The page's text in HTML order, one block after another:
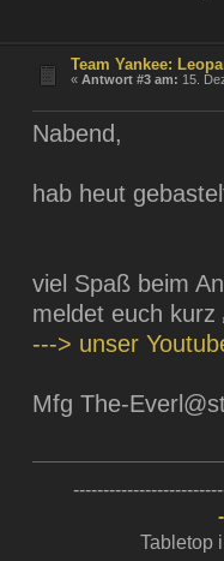
Team Yankee:
«Antwort #3 am: 15.
Nabend,
hab heut
viel Spaß beim
meldet euch kurz
---> unser
Mfg The-
Tabletop